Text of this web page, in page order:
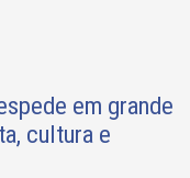
em grande
cultura e